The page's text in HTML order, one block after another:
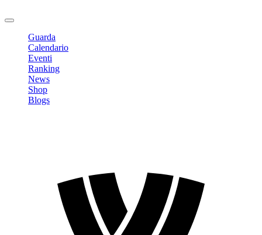
Guarda
Calendario
Eventi
Ranking
News
Shop
Blogs